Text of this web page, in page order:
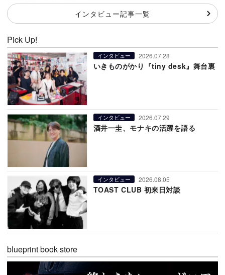
インタビュー記事一覧
Pick Up!
インタビュー 2026.07.28
いきものがかり『tiny desk』舞台裏
インタビュー 2026.07.29
酒井一圭、モナキの活躍を語る
インタビュー 2026.08.05
TOAST CLUB 初来日対談
blueprint book store